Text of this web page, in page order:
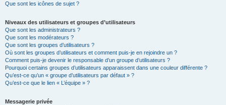
Que sont les icônes de sujet ?
Niveaux des utilisateurs et groupes d’utilisateurs
Que sont les administrateurs ?
Que sont les modérateurs ?
Que sont les groupes d’utilisateurs ?
Où sont les groupes d’utilisateurs et comment puis-je en rejoindre un ?
Comment puis-je devenir le responsable d’un groupe d’utilisateurs ?
Pourquoi certains groupes d’utilisateurs apparaissent dans une couleur différente ?
Qu’est-ce qu’un « groupe d’utilisateurs par défaut » ?
Qu’est-ce que le lien « L’équipe » ?
Messagerie privée